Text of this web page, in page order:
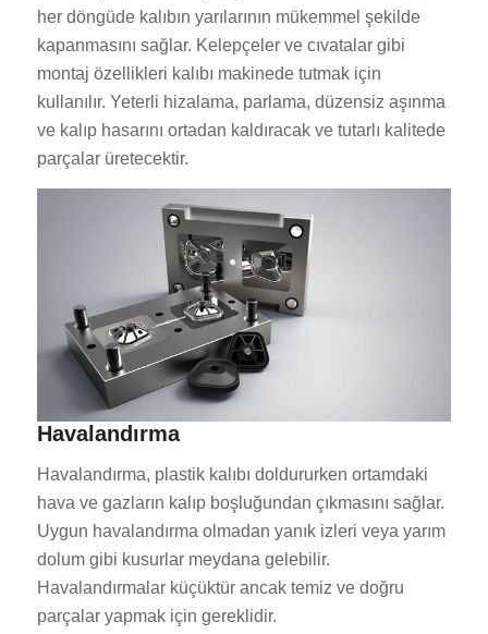
her döngüde kalıbın yarılarının mükemmel şekilde
kapanmasını sağlar. Kelepçeler ve cıvatalar gibi
montaj özellikleri kalıbı makinede tutmak için
kullanılır. Yeterli hizalama, parlama, düzensiz aşınma
ve kalıp hasarını ortadan kaldıracak ve tutarlı kalitede
parçalar üretecektir.
Havalandırma
Havalandırma, plastik kalıbı doldururken ortamdaki
hava ve gazların kalıp boşluğundan çıkmasını sağlar.
Uygun havalandırma olmadan yanık izleri veya yarım
dolum gibi kusurlar meydana gelebilir.
Havalandırmalar küçüktür ancak temiz ve doğru
parçalar yapmak için gereklidir.